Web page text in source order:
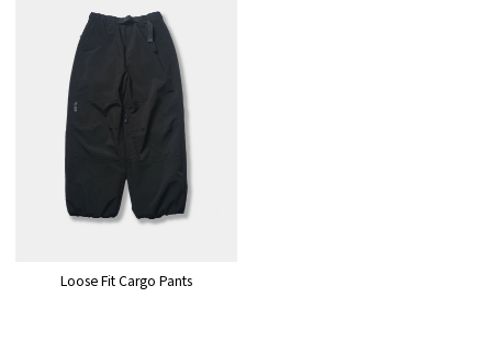
Loose Fit Cargo Pants